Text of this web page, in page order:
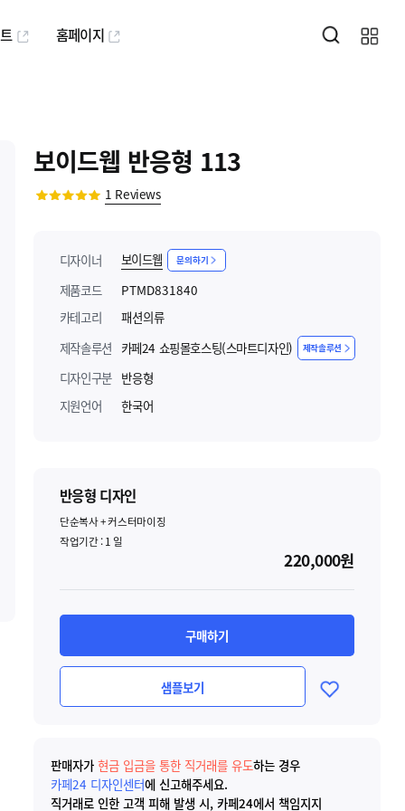
홈페이지
보이드웹 반응형 113
1 Reviews
디자이너 보이드웹 문의하기
제품코드
PTMD831840
카테고리
패션의류
제작솔루션 카페24 쇼핑몰호스팅(스마트디자인) 제작솔루션
디자인구분 반응형
지원언어
한국어
반응형 디자인
단순복사 + 커스터마이징
작업기간 :1일
220,000원
구매하기
샘플보기
판매자가현금 입금을 통한 직거래를 유도하는 경우
카페24 디자인센터에 신고해주세요.
직거래로 인한 고객 피해 발생 시, 카페24에서 책임지지